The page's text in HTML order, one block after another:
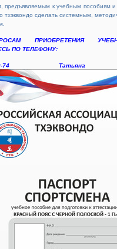
предъявляемым к учебным пособиям и
тхэквондо сделать системным,
ПРИОБРЕТЕНИЯ
ПО ТЕЛЕФОНУ:
60-74 Татьяна